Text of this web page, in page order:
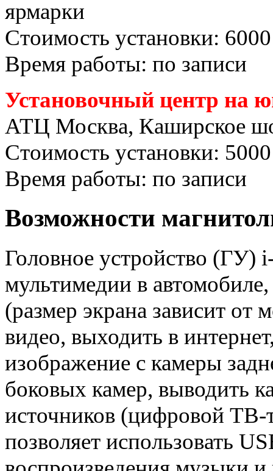
ярмарки
Стоимость установки:
Время работы: по записи
Установочный центр на
АТЦ Москва, Каширское
Стоимость установки:
Время работы: по записи
Возможности
Головное устройство (ГУ)
мультимедии в
(размер экрана зависит от
видео, выходить в
изображение с камеры
боковых камер, выводить
источников (цифровой
позволяет использовать